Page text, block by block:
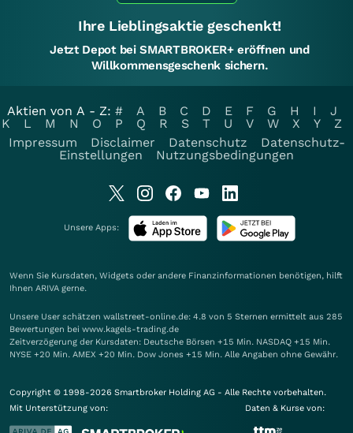
Ihre Lieblingsaktie geschenkt!
Jetzt Depot bei SMARTBROKER+ eröffnen und
Willkommensgeschenk sichern.
Aktien von A - Z: # A B C D E F G H I
J
K
L M N O P Q R S T U V W X Y
Z
Impressum
Disclaimer Datenschutz
Datenschutz-
Einstellungen
Nutzungsbedingungen
Unsere Apps:
Wenn Sie Kursdaten, Widgets oder andere Finanzinformationen benötigen, hilft
Ihnen ARIVA gerne.
Unsere User schätzen wallstreet-online.de: 4.8 von 5 Sternen ermittelt aus 285
Bewertungen bei www.kagels-trading.de
Zeitverzögerung der Kursdaten: Deutsche Börsen +15 Min. NASDAQ +15 Min.
NYSE +20 Min. AMEX +20 Min. Dow Jones +15 Min. Alle Angaben ohne Gewähr.
Copyright © 1998-2026 Smartbroker Holding AG - Alle Rechte vorbehalten.
Mit Unterstützung von:
Daten & Kurse von: